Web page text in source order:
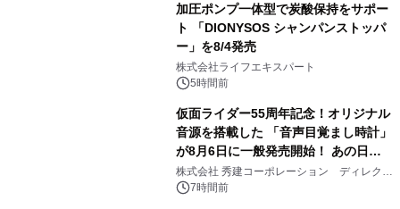
加圧ポンプ一体型で炭酸保持をサポー
ト 「DIONYSOS シャンパンストッパ
ー」を8/4発売
株式会社ライフエキスパート
5時間前
仮面ライダー55周年記念！オリジナル
音源を搭載した 「音声目覚まし時計」
が8月6日に一般発売開始！ あの日の
大興奮が今甦る
株式会社 秀建コーポレーション ディレクト
アートギャラリー
7時間前